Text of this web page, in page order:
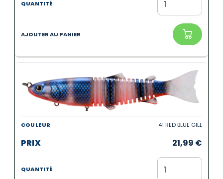
41 RED BLUE GILL
21,99 €